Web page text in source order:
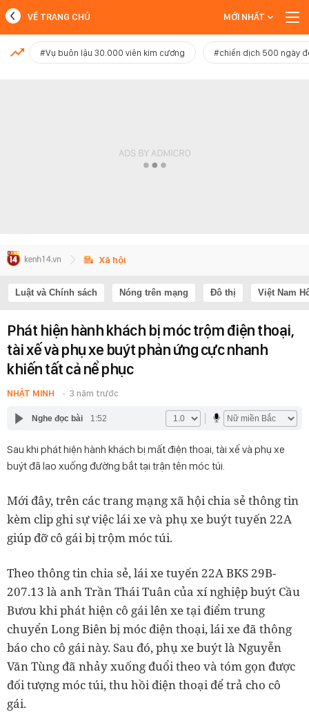
MỚI NHẤT
VỀ TRANG CHỦ MỚI NHẤT
#Vụ buôn lậu 30.000 viên kim cương #chiến dịch 500 ngày
Xã hội
Luật và Chính sách Nóng trên mạng Đô thị Việt Nam
Phát hiện hành khách bị móc trộm điện thoại,
tài xế và phụ xe buýt phản ứng cực nhanh
khiến tất cả nể phục
NHẬT MINH 3 năm trước
Nghe đọc bài 1:52
Sau khi phát hiện hành khách bị mất điện thoại, tài xế và phụ xe
buýt đã lao xuống đường bắt tại trận tên móc túi.
Mới đây, trên các trang mạng xã hội chia sẻ thông tin
kèm clip ghi sự việc lái xe và phụ xe buýt tuyến 22A
giúp đỡ cô gái bị trộm móc túi.
Theo thông tin chia sẻ, lái xe tuyến 22A BKS 29B-
207.13 là anh Trần Thái Tuân của xí nghiệp buýt Cầu
Bươu khi phát hiện cô gái lên xe tại điểm trung
chuyển Long Biên bị móc điện thoại, lái xe đã thông
báo cho cô gái này. Sau đó, phụ xe buýt là Nguyễn
Văn Tùng đã nhảy xuống đuổi theo và tóm gọn được
đối tượng móc túi, thu hồi điện thoại để trả cho cô
gái.